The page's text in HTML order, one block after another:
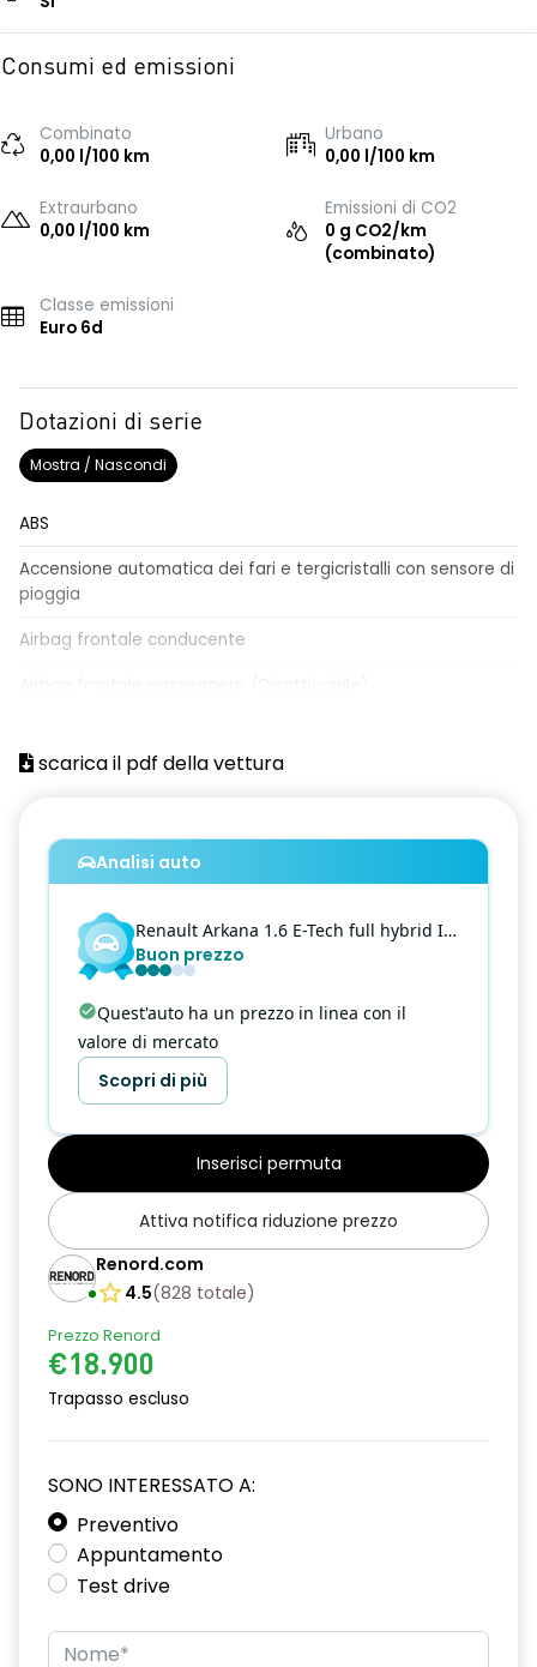
Consumi ed emissioni
Combinato
0,00 l/100 km
Urbano
0,00 l/100 km
Extraurbano
0,00 l/100 km
Emissioni di CO2
0 g CO2/km
(combinato)
Classe emissioni
Euro 6d
Dotazioni di serie
Mostra / Nascondi
ABS
Accensione automatica dei fari e tergicristalli con sensore di
pioggia
Airbag frontale conducente
Airbag laterali per la protezione del torace
Armonia interna in nero titanio
Assistenza al mantenimento della corsia (Lane Keep Assist)
Assistenza all'uscita dal parcheggio (Rear Cross Traffic
Assistenza alla frenata di emergenza AFU
Assistenza alla partenza in salita (Hill Start Assist)
Avviso attraversamento linea di corsia (Lane Departure
Warning)
Avviso distanza di sicurezza (Distance Warning)
Bracciolo anteriore scorrevole con compartimento e 2
portabicchieri, prese 2 USB+1 AUX nella prima fila, prese 2 USB
e bocchette d'aria nella seconda fila
Cerchi in lega da 18" diamantati Pasadena
Chiamata d'emergenza
Controllo elettronico della stabilità ESC (ESP)
Cruise control adattivo con Stop&Go automatico
Doppiofondo bagagliaio con separatore removibile (extra
scarica il pdf della vettura
Analisi auto
Renault Arkana 1.6 E-Tech full hybrid Intens 145cv
Buon prezzo
Quest'auto ha un prezzo in linea con il
valore di mercato
Scopri di più
Inserisci permuta
Attiva notifica riduzione prezzo
Renord.com
4.5(828 totale)
Prezzo Renord
€18.900
Trapasso escluso
SONO INTERESSATO A:
Preventivo
Appuntamento
Test drive